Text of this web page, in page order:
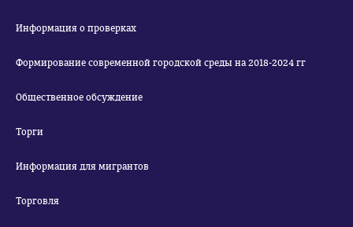
Информация о проверках
Формирование современной городской среды на 2018-2024 гг
Общественное обсуждение
Торги
Информация для мигрантов
Торговля